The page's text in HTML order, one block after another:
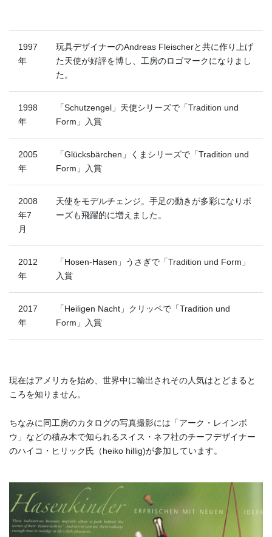
1997
年
玩具デザイナーのAndreas Fleischerと共に作り上げ
た天使が好評を博し、工房のロゴマークになりまし
た。
1998
年
「Schutzengel」天使シリーズで「Tradition und
Form」入賞
2005
年
「Glücksbärchen」くまシリーズで「Tradition und
Form」入賞
2008
年7
月
天使をモデルチェンジ。手足の動きが多彩になりポ
ーズも飛躍的に増えました。
2012
年
「Hosen-Hasen」うさぎで「Tradition und Form」
入賞
2017
年
「Heiligen Nacht」クリッペで「Tradition und
Form」入賞
現在はアメリカを始め、世界中に輸出されその人気はとどまると
ころを知りません。
ちなみに同工房のカタログの写真撮影には「アーク・レインボ
ウ」などの積み木で知られるスイス・ネフ社のチーフデザイナー
のハイコ・ヒリック氏（heiko hillig)が参加しています。